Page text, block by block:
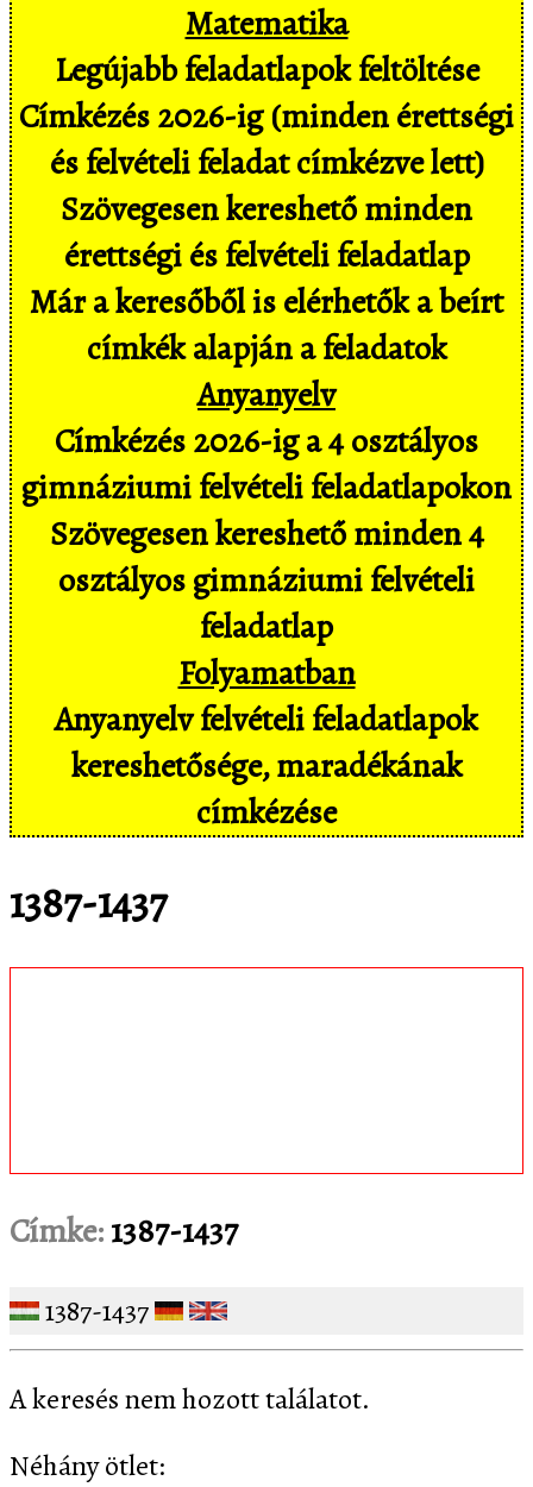
Matematika
Legújabb feladatlapok feltöltése
Címkézés 2026-ig (minden érettségi
és felvételi feladat címkézve lett)
Szövegesen kereshető minden
érettségi és felvételi feladatlap
Már a keresőből is elérhetők a beírt
címkék alapján a feladatok
Anyanyelv
Címkézés 2026-ig a 4 osztályos
gimnáziumi felvételi feladatlapokon
Szövegesen kereshető minden 4
osztályos gimnáziumi felvételi
feladatlap
Folyamatban
Anyanyelv felvételi feladatlapok
kereshetősége, maradékának
címkézése
1387-1437
Címke:1387-1437
1387-1437
A keresés nem hozott találatot.
Néhány ötlet: